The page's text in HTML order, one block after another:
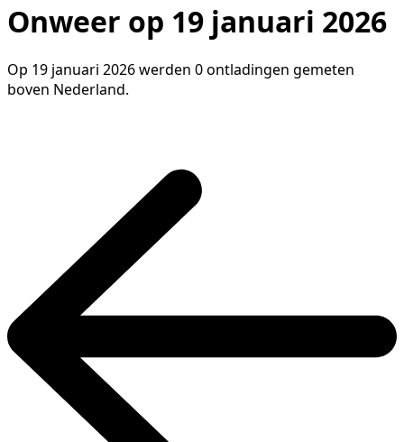
Onweer op 19 januari 2026
Op 19 januari 2026 werden 0 ontladingen gemeten
boven Nederland.